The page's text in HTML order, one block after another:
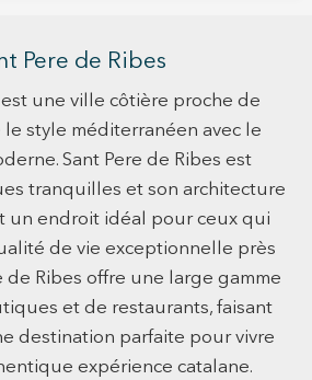
imbattable, à côté d'écoles
renom : Bel-Air, Olive Tree et
offrant tout l’espace
votre maison idéale.
résidentiel avec tous les
parfait pour vivre en
renoncer au confort. En
en voiture, vous serez au
ses magnifiques plages. De
à proximité vous
pour votre quotidien. Si
un investissement sûr ou
pour votre nouveau chez-
Mas Alba est une opportunité
Venez le voir et laissez-vous
Pere de Ribes
est une ville côtière proche de
style méditerranéen avec le
Sant Pere de Ribes est
tranquilles et son architecture
un endroit idéal pour ceux qui
de vie exceptionnelle près
de Ribes offre une large gamme
et de restaurants, faisant
destination parfaite pour vivre
expérience catalane.